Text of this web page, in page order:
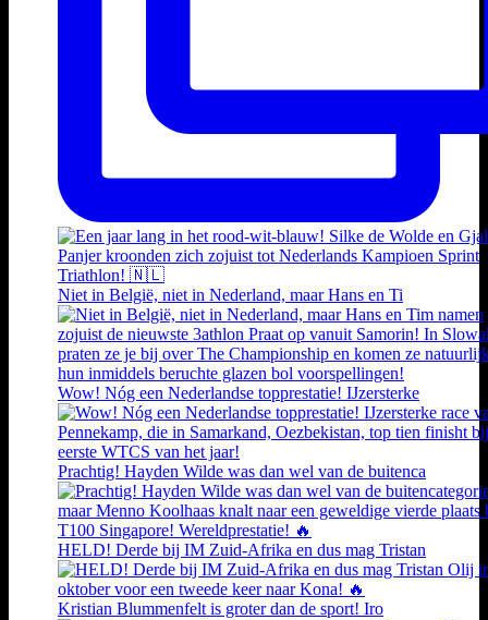
Niet in België, niet in Nederland, maar Hans en Ti
Wow! Nóg een Nederlandse topprestatie! IJzersterke
Prachtig! Hayden Wilde was dan wel van de buitenca
HELD! Derde bij IM Zuid-Afrika en dus mag Tristan
Kristian Blummenfelt is groter dan de sport! Iro